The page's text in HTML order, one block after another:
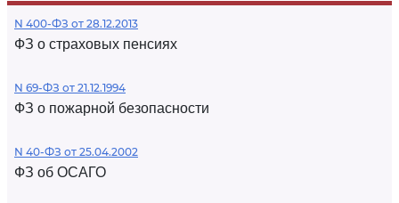
N 400-ФЗ от 28.12.2013
ФЗ о страховых пенсиях
N 69-ФЗ от 21.12.1994
ФЗ о пожарной безопасности
N 40-ФЗ от 25.04.2002
ФЗ об ОСАГО